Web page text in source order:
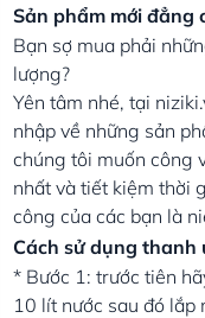
Sản phẩm mới đẳng
Bạn sợ mua phải
lượng?
Yên tâm nhé, tại
nhập về những sản
chúng tôi muốn công
nhất và tiết kiệm thời
công của các bạn là
Cách sử dụng thanh
* Bước 1: trước tiên
10 lít nước sau đó lắp